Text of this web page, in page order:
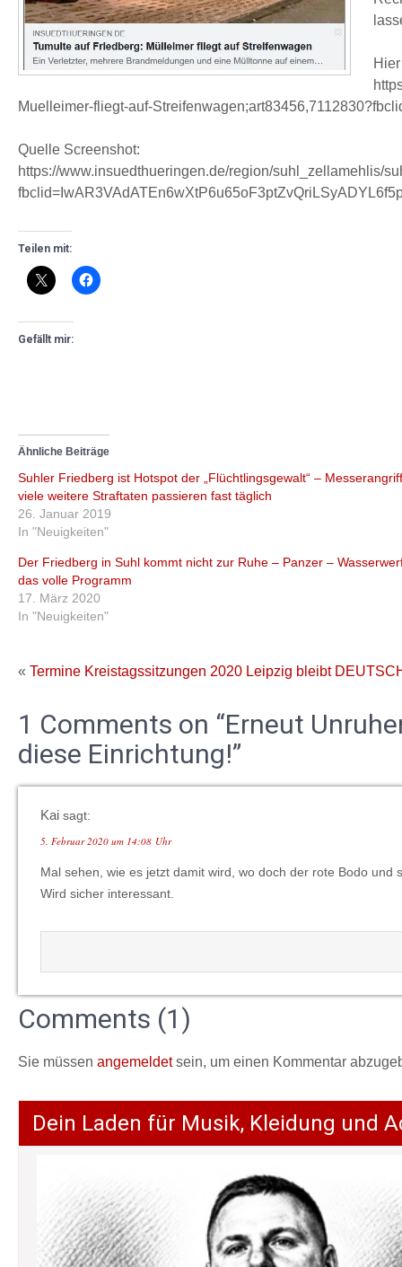
Muelleimer-fliegt-auf-
Quelle Screenshot:
https://www.insuedthueringen.de/region/suhl_zellamehlis/
Teilen mit:
Gefällt mir:
Ähnliche Beiträge
Suhler Friedberg ist Hotspot der „Flüchtlingsgewalt“ –
viele weitere Straftaten passieren fast täglich
26. Januar 2019
In "Neuigkeiten"
Der Friedberg in Suhl kommt nicht zur Ruhe – Panzer –
das volle Programm
17. März 2020
In "Neuigkeiten"
« Termine Kreistagssitzungen 2020 Leipzig bleibt
1 Comments on “Erneut
diese Einrichtung!”
Kai sagt:
5. Februar 2020 um 14:08 Uhr
Mal sehen, wie es jetzt damit wird, wo doch der rote Bodo
Wird sicher interessant.
Comments (1)
Sie müssen angemeldetsein, um einen Kommentar
Dein Laden für Musik, Kleidung und